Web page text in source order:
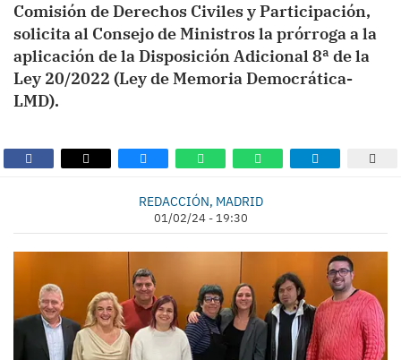
Comisión de Derechos Civiles y Participación,
solicita al Consejo de Ministros la prórroga a la
aplicación de la Disposición Adicional 8ª de la
Ley 20/2022 (Ley de Memoria Democrática-
LMD).
REDACCIÓN, MADRID
01/02/24 - 19:30